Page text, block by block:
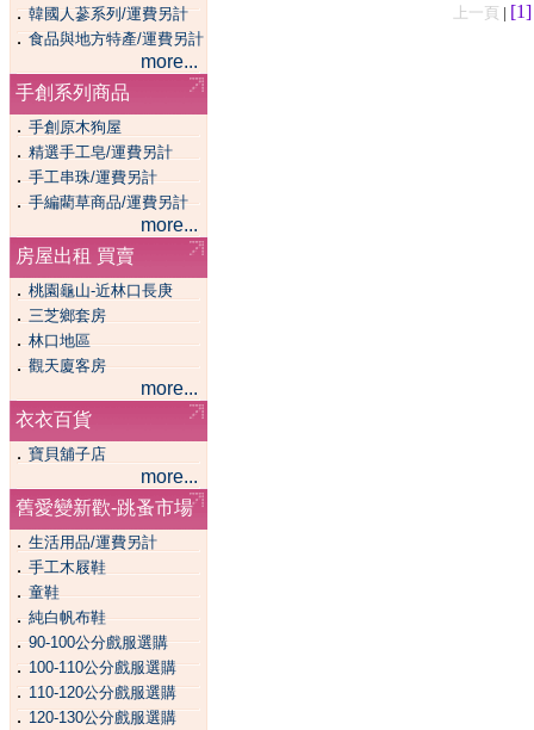
．韓國人蔘系列/運費另計
．食品與地方特產/運費另計
more...
手創系列商品
． 手創原木狗屋
． 精選手工皂/運費另計
． 手工串珠/運費另計
．手編藺草商品/運費另計
more...
房屋出租 買賣
． 桃園龜山-近林口長庚
． 三芝鄉套房
． 林口地區
．觀天廈客房
more...
衣衣百貨
． 寶貝舖子店
more...
舊愛變新歡-跳蚤市場
． 生活用品/運費另計
． 手工木屐鞋
． 童鞋
．純白帆布鞋
．90-100公分戲服選購
．100-110公分戲服選購
．110-120公分戲服選購
．120-130公分戲服選購
上一頁 |